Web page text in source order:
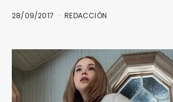
28/09/2017 REDACCIÓN